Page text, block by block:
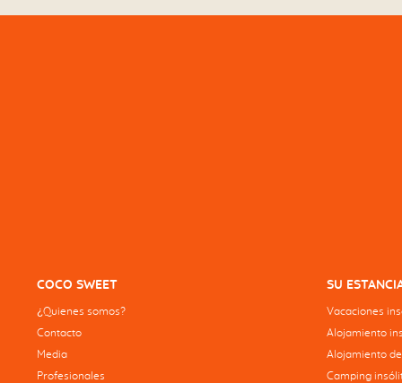
COCO SWEET
¿Quienes somos?
Contacto
Media
Profesionales
SU
Vacaciones
Alojamiento
Alojamiento
Camping